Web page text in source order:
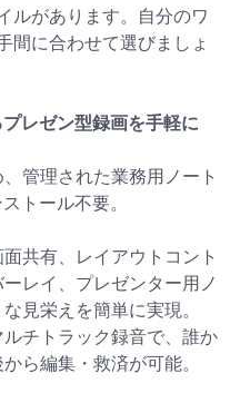
ルがあります。自分のワ
間に合わせて選びましょ
レゼン型録画を手軽に
管理された業務用ノート
トール不要。
共有、レイアウトコント
レイ、プレゼンター用ノ
見栄えを簡単に実現。
チトラック録音で、誰か
ら編集・救済が可能。